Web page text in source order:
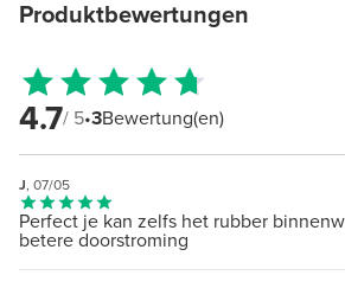
Produktbewertungen
4.7/ 5•3Bewertung(en)
J, 07/05
Perfect je kan zelfs het rubber
betere doorstroming